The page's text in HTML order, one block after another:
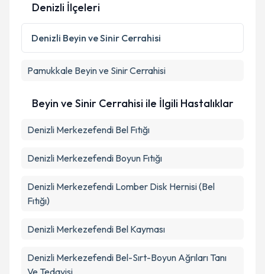
Denizli İlçeleri
Denizli Beyin ve Sinir Cerrahisi
Pamukkale Beyin ve Sinir Cerrahisi
Beyin ve Sinir Cerrahisi ile İlgili Hastalıklar
Denizli Merkezefendi Bel Fıtığı
Denizli Merkezefendi Boyun Fıtığı
Denizli Merkezefendi Lomber Disk Hernisi (Bel
Fıtığı)
Denizli Merkezefendi Bel Kayması
Denizli Merkezefendi Bel-Sırt-Boyun Ağrıları Tanı
Ve Tedavisi